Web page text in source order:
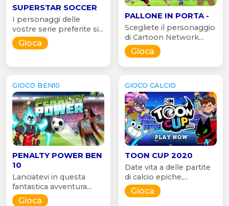
SUPERSTAR SOCCER
I personaggi delle
vostre serie preferite si...
Gioca
PALLONE IN PORTA -
Scegliete il personaggio
di Cartoon Network...
Gioca
GIOCO BEN10
PENALTY POWER BEN
10
Lanciatevi in questa
fantastica avventura...
Gioca
GIOCO CALCIO
TOON CUP 2020
Date vita a delle partite
di calcio epiche,...
Gioca